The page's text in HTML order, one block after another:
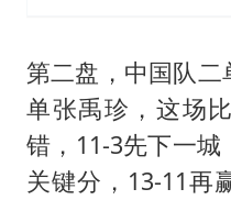
第二盘，中国队
单张禹珍，这场
错，11-3先下一
关键分，13-11再